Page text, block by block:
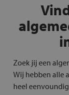
Zoek jij een
Wij hebben alle
heel